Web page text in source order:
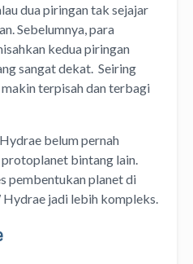
dua piringan tak sejajar
Sebelumnya, para
kedua piringan
sangat dekat. Seiring
terpisah dan terbagi
belum pernah
bintang lain.
pembentukan planet di
jadi lebih kompleks.